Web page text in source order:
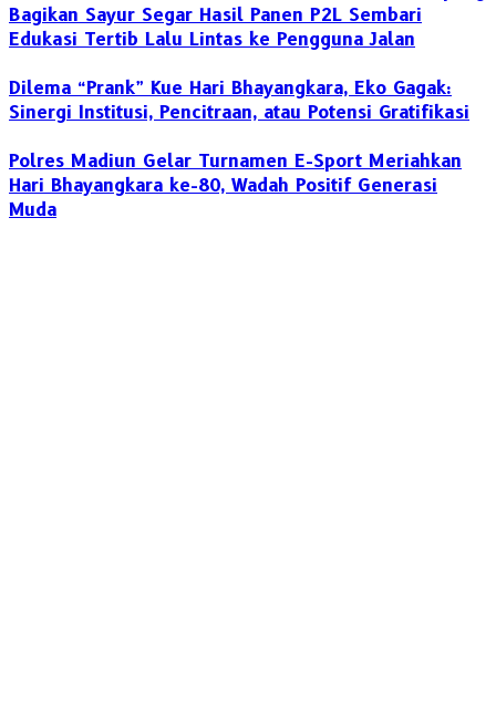
Bagikan Sayur Segar Hasil Panen P2L Sembari
Edukasi Tertib Lalu Lintas ke Pengguna Jalan
Dilema “Prank” Kue Hari Bhayangkara, Eko Gagak:
Sinergi Institusi, Pencitraan, atau Potensi Gratifikasi
Polres Madiun Gelar Turnamen E-Sport Meriahkan
Hari Bhayangkara ke-80, Wadah Positif Generasi
Muda